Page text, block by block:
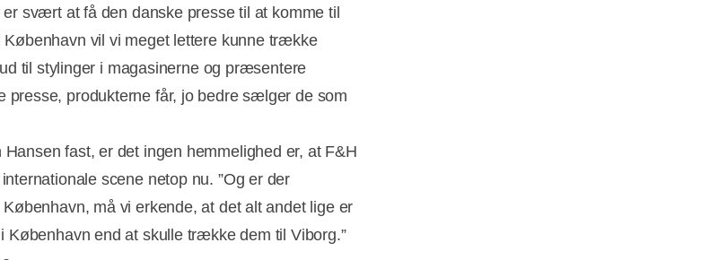
er svært at få den danske presse til at komme til
København vil vi meget lettere kunne trække
til stylinger i magasinerne og præsentere
presse, produkterne får, jo bedre sælger de som
fast, er det ingen hemmelighed er, at F&H
scene netop nu. ”Og er der
må vi erkende, at det alt andet lige er
København end at skulle trække dem til Viborg.”